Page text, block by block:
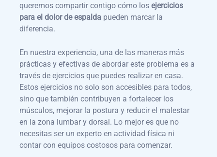
queremos compartir contigo cómo los ejercicios
para el dolor de espalda pueden marcar la
diferencia.
En nuestra experiencia, una de las maneras más
prácticas y efectivas de abordar este problema es a
través de ejercicios que puedes realizar en casa.
Estos ejercicios no solo son accesibles para todos,
sino que también contribuyen a fortalecer los
músculos, mejorar la postura y reducir el malestar
en la zona lumbar y dorsal. Lo mejor es que no
necesitas ser un experto en actividad física ni
contar con equipos costosos para comenzar.